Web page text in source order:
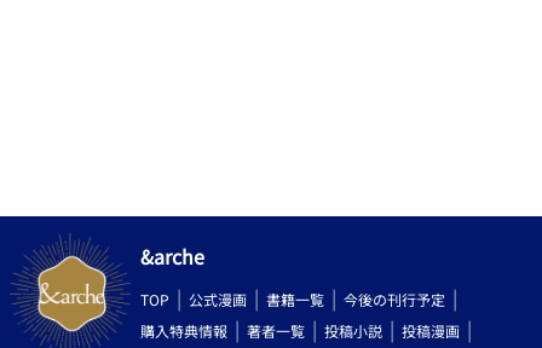
&arche
TOP 公式漫画 書籍一覧
今後の刊行予定
購入特典情報
著者一覧 投稿小説 投稿漫画